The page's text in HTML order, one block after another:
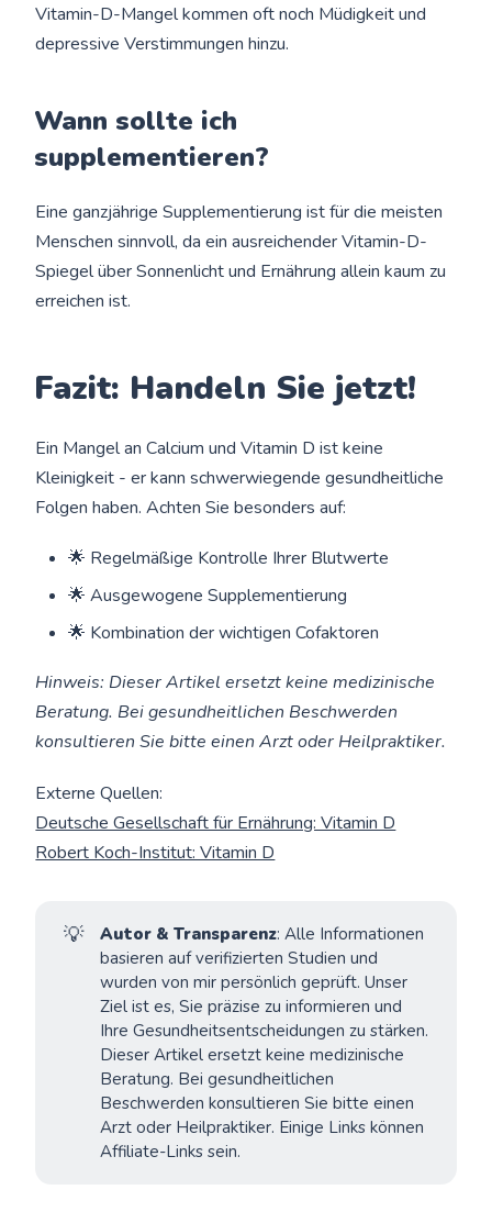
Vitamin-D-Mangel kommen oft noch Müdigkeit und
depressive Verstimmungen hinzu.
Wann sollte ich
supplementieren?
Eine ganzjährige Supplementierung ist für die meisten
Menschen sinnvoll, da ein ausreichender Vitamin-D-
Spiegel über Sonnenlicht und Ernährung allein kaum zu
erreichen ist.
Fazit: Handeln Sie jetzt!
Ein Mangel an Calcium und Vitamin D ist keine
Kleinigkeit - er kann schwerwiegende gesundheitliche
Folgen haben. Achten Sie besonders auf:
🌟 Regelmäßige Kontrolle Ihrer Blutwerte
🌟 Ausgewogene Supplementierung
🌟 Kombination der wichtigen Cofaktoren
Hinweis: Dieser Artikel ersetzt keine medizinische
Beratung. Bei gesundheitlichen Beschwerden
konsultieren Sie bitte einen Arzt oder Heilpraktiker.
Externe Quellen:
Deutsche Gesellschaft für Ernährung: Vitamin D
Robert Koch-Institut: Vitamin D
💡 Autor & Transparenz: Alle Informationen
basieren auf verifizierten Studien und
wurden von mir persönlich geprüft. Unser
Ziel ist es, Sie präzise zu informieren und
Ihre Gesundheitsentscheidungen zu stärken.
Dieser Artikel ersetzt keine medizinische
Beratung. Bei gesundheitlichen
Beschwerden konsultieren Sie bitte einen
Arzt oder Heilpraktiker. Einige Links können
Affiliate-Links sein.